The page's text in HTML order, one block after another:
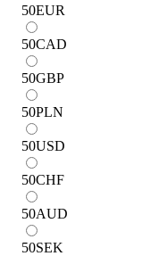
50EUR
50CAD
50GBP
50PLN
50USD
50CHF
50AUD
50SEK